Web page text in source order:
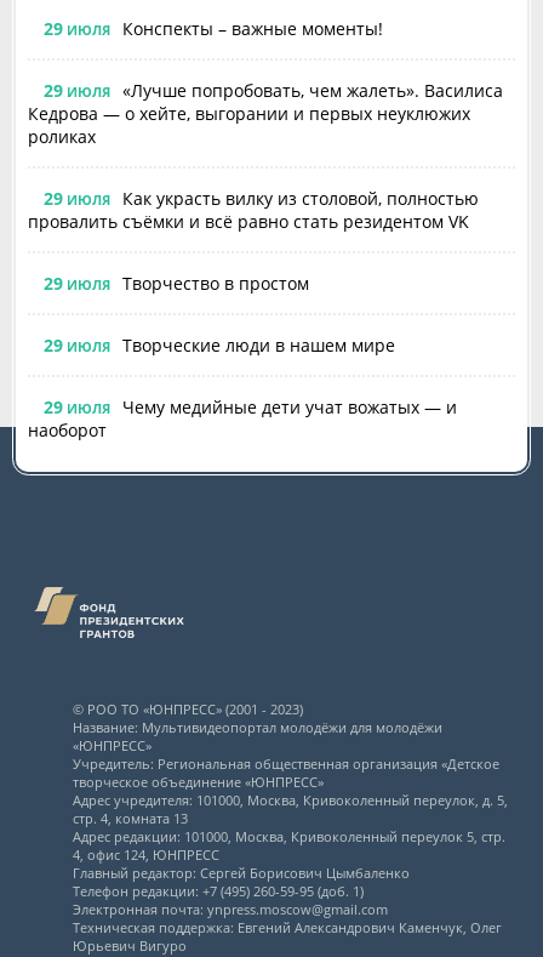
29 ИЮЛЯ Конспекты – важные моменты!
29 ИЮЛЯ
«Лучше попробовать, чем жалеть». Василиса
Кедрова — о хейте, выгорании и первых неуклюжих
роликах
29 ИЮЛЯ
Как украсть вилку из столовой, полностью
провалить съёмки и всё равно стать резидентом VK
29 ИЮЛЯ Творчество в простом
29 ИЮЛЯ Творческие люди в нашем мире
29 ИЮЛЯ
Чему медийные дети учат вожатых — и
наоборот
© РОО ТО «ЮНПРЕСС» (2001 - 2023)
Название: Мультивидеопортал молодёжи для молодёжи
«ЮНПРЕСС»
Учредитель: Региональная общественная организация «Детское
творческое объединение «ЮНПРЕСС»
Адрес учредителя: 101000, Москва, Кривоколенный переулок, д. 5,
стр. 4, комната 13
Адрес редакции: 101000, Москва, Кривоколенный переулок 5, стр.
4, офис 124, ЮНПРЕСС
Главный редактор: Сергей Борисович Цымбаленко
Телефон редакции: +7 (495) 260-59-95 (доб. 1)
Электронная почта: ynpress.moscow@gmail.com
Техническая поддержка: Евгений Александрович Каменчук, Олег
Юрьевич Вигуро